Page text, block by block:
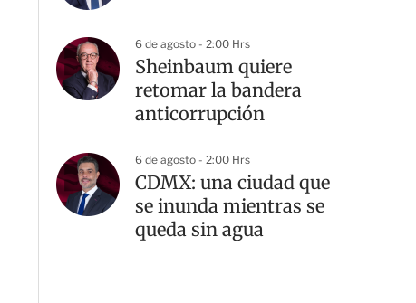
6 de agosto - 2:00 Hrs
Sheinbaum quiere
retomar la bandera
anticorrupción
6 de agosto - 2:00 Hrs
CDMX: una ciudad que
se inunda mientras se
queda sin agua